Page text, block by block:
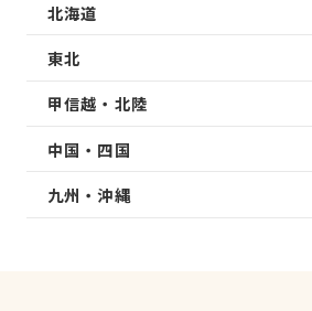
北海道
東北
甲信越・北陸
中国・四国
九州・沖縄